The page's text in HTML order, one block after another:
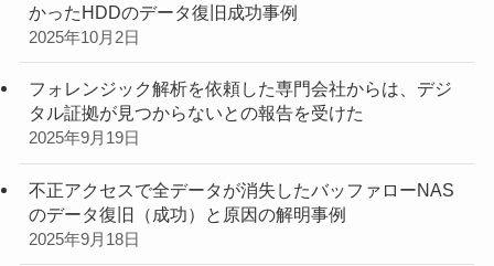
かったHDDのデータ復旧成功事例
2025年10月2日
フォレンジック解析を依頼した専門会社からは、デジ
タル証拠が見つからないとの報告を受けた
2025年9月19日
不正アクセスで全データが消失したバッファローNAS
のデータ復旧（成功）と原因の解明事例
2025年9月18日